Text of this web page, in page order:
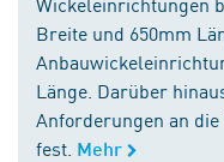
Breite und 650mm
Länge. Darüber
Anforderungen an
fest. Mehr